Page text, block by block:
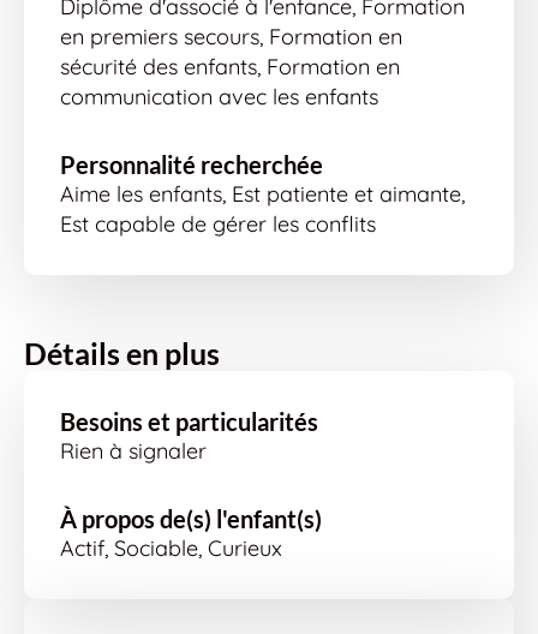
Diplôme d'associé à l'enfance, Formation
en premiers secours, Formation en
sécurité des enfants, Formation en
communication avec les enfants
Personnalité recherchée
Aime les enfants, Est patiente et aimante,
Est capable de gérer les conflits
Détails en plus
Besoins et particularités
Rien à signaler
À propos de(s) l'enfant(s)
Actif, Sociable, Curieux